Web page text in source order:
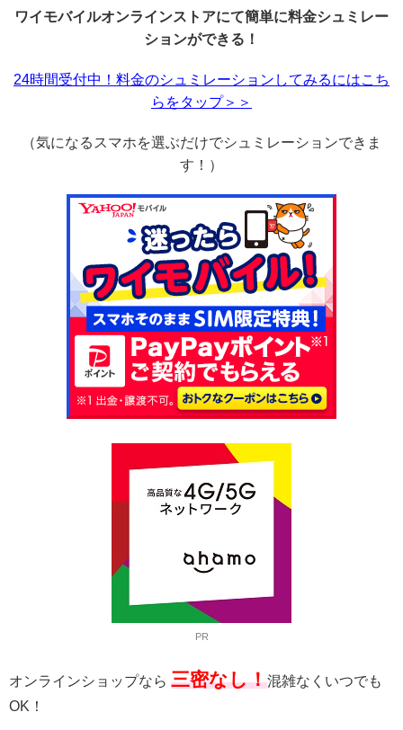
ワイモバイルオンラインストアにて簡単に料金シュミレー
ションができる！
24時間受付中！料金のシュミレーションしてみるにはこち
らをタップ＞＞
（気になるスマホを選ぶだけでシュミレーションできま
す！）
PR
オンラインショップなら 三密なし！混雑なくいつでも
OK！